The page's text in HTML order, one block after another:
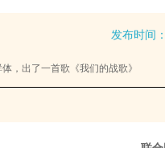
发布时间
，出了一首歌《我们的战歌》